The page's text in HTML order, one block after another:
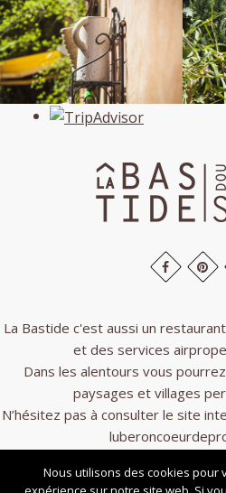
La Bastide c'est aussi un
et des services
Dans les alentours vous
paysages et villages
N’hésitez pas à consulter le site
Tous droits réservés - Conditions de location -
Nous utilisons des cookies pour